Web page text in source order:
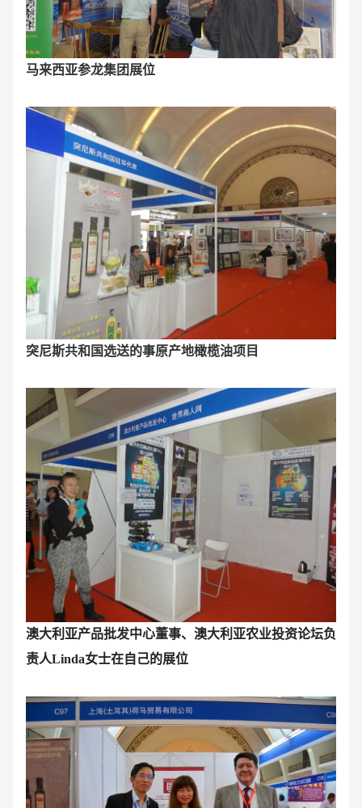
马来西亚参龙集团展位
突尼斯共和国选送的事原产地橄榄油项目
澳大利亚产品批发中心董事、澳大利亚农业投资论坛负
责人Linda女士在自己的展位